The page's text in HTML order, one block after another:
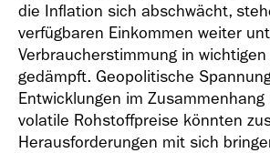
die Inflation sich abschwächt,
verfügbaren Einkommen weiter
Verbraucherstimmung in
gedämpft. Geopolitische
Entwicklungen im
volatile Rohstoffpreise könnten
Herausforderungen mit sich